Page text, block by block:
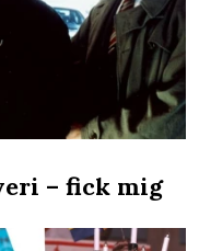
– fick mig